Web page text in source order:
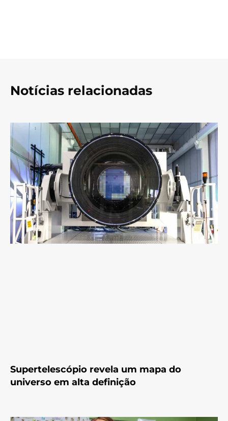
Notícias relacionadas
Supertelescópio revela um mapa do
universo em alta definição